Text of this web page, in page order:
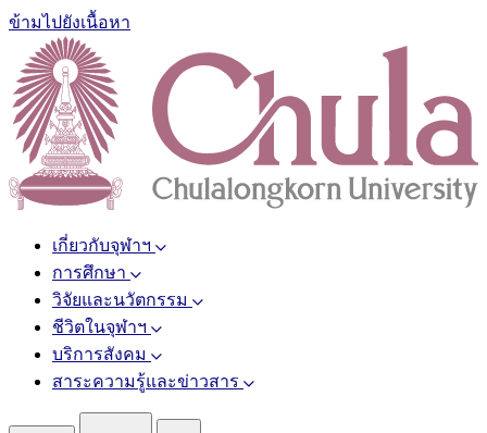
ข้ามไปยังเนื้อหา
เกี่ยวกับจุฬาฯ
การศึกษา
วิจัยและนวัตกรรม
ชีวิตในจุฬาฯ
บริการสังคม
สาระความรู้และข่าวสาร